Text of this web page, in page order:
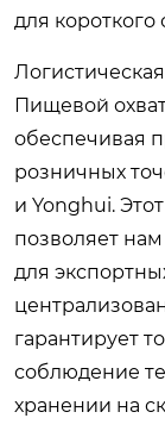
для
Пищевой
обеспечивая
розничных
и Yonghui.
позволяет
для
гарантирует
соблюдение
хранении на